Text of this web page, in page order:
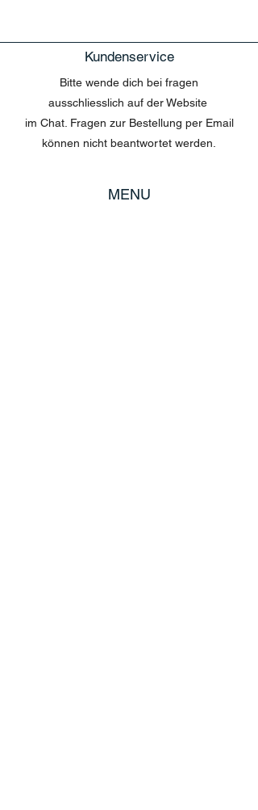
Kundenservice
Bitte wende dich bei fragen
ausschliesslich auf der Website
im Chat. Fragen zur Bestellung per Email
können nicht beantwortet werden.
MENU